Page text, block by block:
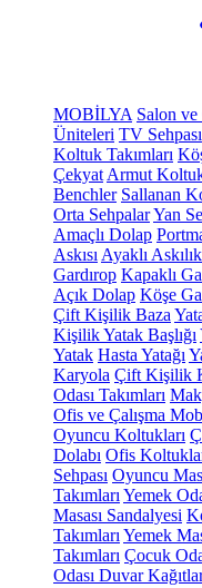
MOBİLYA Salon ve
Üniteleri TV Sehpası
Koltuk Takımları
Çekyat Armut
Benchler Sallanan
Orta SehpalarYan
Amaçlı Dolap
Askısı Ayaklı
Gardırop Kapaklı
Açık Dolap Köşe
Çift Kişilik Baza
Kişilik Yatak Başlığı
Yatak Hasta Yatağı
Karyola Çift Kişilik
Odası Takımları
Ofis ve Çalışma
Oyuncu Koltukları
Dolabı Ofis
Sehpası Oyuncu
Takımları Yemek
Masası Sandalyesi
Takımları Yemek
Takımları Çocuk
Odası Duvar